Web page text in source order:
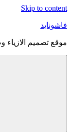
Skip to content
فاشونايد
موقع تصميم الازياء